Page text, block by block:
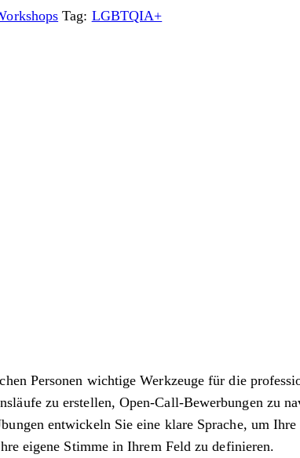
Tag: LGBTQIA+
Personen wichtige Werkzeuge für die
zu erstellen, Open-Call-Bewerbungen zu
entwickeln Sie eine klare Sprache, um
eigene Stimme in Ihrem Feld zu definieren.